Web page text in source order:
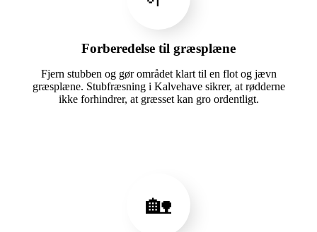
Forberedelse til græsplæne
Fjern stubben og gør området klart til en flot og jævn
græsplæne. Stubfræsning i Kalvehave sikrer, at rødderne
ikke forhindrer, at græsset kan gro ordentligt.
🏡